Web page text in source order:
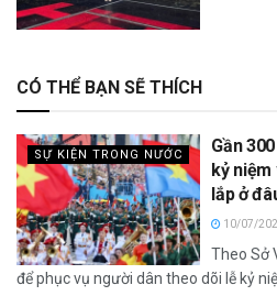
CÓ THỂ BẠN SẼ THÍCH
SỰ KIỆN TRONG NƯỚC
Gần
kỷ niệm
lắp ở
10/07/
Theo Sở
để phục vụ người dân theo dõi lễ kỷ